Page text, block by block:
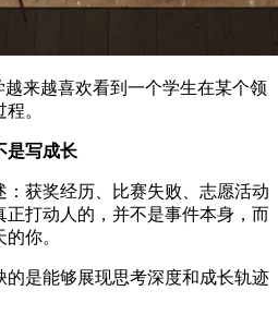
来越喜欢看到一个学生在某个领
。
是写成长
获奖经历、比赛失败、志愿活动
打动人的，并不是事件本身，而
你。
是能够展现思考深度和成长轨迹